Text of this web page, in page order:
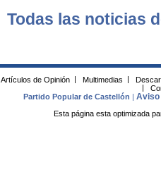
Todas las noticias
Artículos de Opinión Multimedias
Partido Popular de Castellón
|Aviso
Esta página esta optimizada